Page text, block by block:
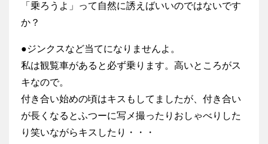
「乗ろうよ」って自然に誘えばいいのではないです
か？
●ジンクスなど当てになりませんよ。
私は観覧車があると必ず乗ります。高いところがス
キなので。
付き合い始めの頃はキスもしてましたが、付き合い
が長くなるとふつーに写メ撮ったりおしゃべりした
り笑いながらキスしたり・・・